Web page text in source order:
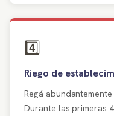
4️⃣
Riego de
Regá
Durante las primeras